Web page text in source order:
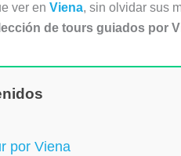
ver en Viena, sin olvidar sus
de tours guiados por
por Viena